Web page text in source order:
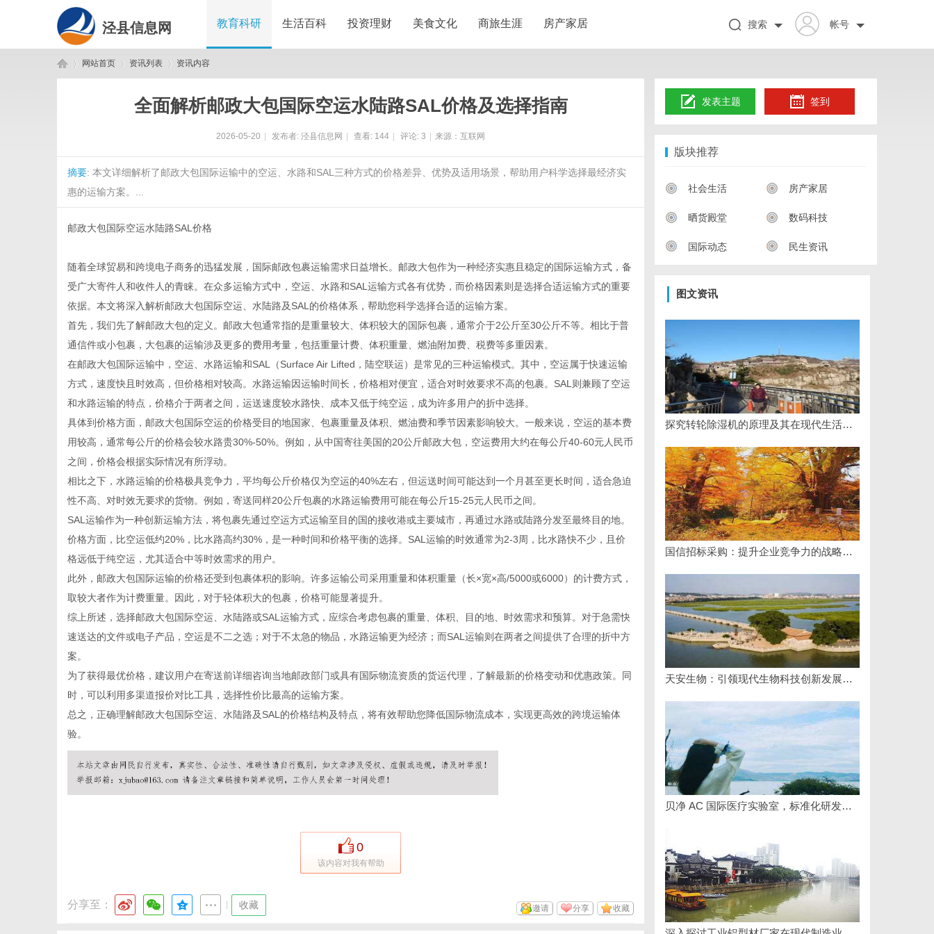
泾县信息网 教育科研 生活百科 投资理财 美食文化 商旅生涯 房产家居 帐号
搜索
网站首页 资讯列表 资讯内容
全面解析邮政大包国际空运水陆路SAL价格及选择指南
2026-05-20 发布者: 泾县信息网 查看: 144 评论: 3 来源：互联网
摘要: 本文详细解析了邮政大包国际运输中的空运、水路和SAL三种方式的价格差异、优势及适用场景，帮助用户科学选择最经济实
惠的运输方案。...
邮政大包国际空运水陆路SAL价格
随着全球贸易和跨境电子商务的迅猛发展，国际邮政包裹运输需求日益增长。邮政大包作为一种经济实惠且稳定的国际运输方式，备
受广大寄件人和收件人的青睐。在众多运输方式中，空运、水路和SAL运输方式各有优势，而价格因素则是选择合适运输方式的重要
依据。本文将深入解析邮政大包国际空运、水陆路及SAL的价格体系，帮助您科学选择合适的运输方案。
首先，我们先了解邮政大包的定义。邮政大包通常指的是重量较大、体积较大的国际包裹，通常介于2公斤至30公斤不等。相比于普
通信件或小包裹，大包裹的运输涉及更多的费用考量，包括重量计费、体积重量、燃油附加费、税费等多重因素。
在邮政大包国际运输中，空运、水路运输和SAL（Surface Air Lifted，陆空联运）是常见的三种运输模式。其中，空运属于快速运输
方式，速度快且时效高，但价格相对较高。水路运输因运输时间长，价格相对便宜，适合对时效要求不高的包裹。SAL则兼顾了空运
和水路运输的特点，价格介于两者之间，运送速度较水路快、成本又低于纯空运，成为许多用户的折中选择。
具体到价格方面，邮政大包国际空运的价格受目的地国家、包裹重量及体积、燃油费和季节因素影响较大。一般来说，空运的基本费
用较高，通常每公斤的价格会较水路贵30%-50%。例如，从中国寄往美国的20公斤邮政大包，空运费用大约在每公斤40-60元人民币
之间，价格会根据实际情况有所浮动。
相比之下，水路运输的价格极具竞争力，平均每公斤价格仅为空运的40%左右，但运送时间可能达到一个月甚至更长时间，适合急迫
性不高、对时效无要求的货物。例如，寄送同样20公斤包裹的水路运输费用可能在每公斤15-25元人民币之间。
SAL运输作为一种创新运输方法，将包裹先通过空运方式运输至目的国的接收港或主要城市，再通过水路或陆路分发至最终目的地。
价格方面，比空运低约20%，比水路高约30%，是一种时间和价格平衡的选择。SAL运输的时效通常为2-3周，比水路快不少，且价
格远低于纯空运，尤其适合中等时效需求的用户。
此外，邮政大包国际运输的价格还受到包裹体积的影响。许多运输公司采用重量和体积重量（长×宽×高/5000或6000）的计费方式，
取较大者作为计费重量。因此，对于轻体积大的包裹，价格可能显著提升。
综上所述，选择邮政大包国际空运、水陆路或SAL运输方式，应综合考虑包裹的重量、体积、目的地、时效需求和预算。对于急需快
速送达的文件或电子产品，空运是不二之选；对于不太急的物品，水路运输更为经济；而SAL运输则在两者之间提供了合理的折中方
案。
为了获得最优价格，建议用户在寄送前详细咨询当地邮政部门或具有国际物流资质的货运代理，了解最新的价格变动和优惠政策。同
时，可以利用多渠道报价对比工具，选择性价比最高的运输方案。
总之，正确理解邮政大包国际空运、水陆路及SAL的价格结构及特点，将有效帮助您降低国际物流成本，实现更高效的跨境运输体
验。
0
该内容对我有帮助
分享至： 收藏 收藏
分享
邀请
发表主题 签到
版块推荐
社会生活 房产家居
晒货殿堂 数码科技
国际动态 民生资讯
图文资讯
探究转轮除湿机的原理及其在现代生活中的应用优势
国信招标采购：提升企业竞争力的战略利器解析
天安生物：引领现代生物科技创新发展的先锋企业
贝净 AC 国际医疗实验室，标准化研发体系全解析